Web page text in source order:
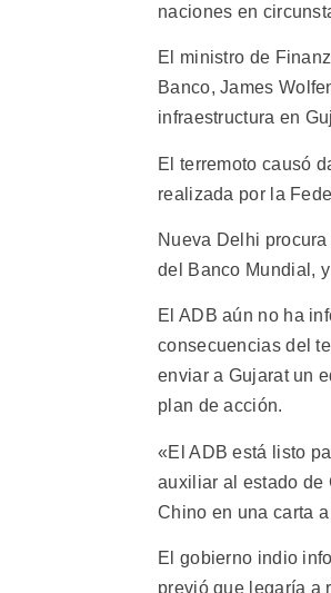
naciones en
El ministro de
Banco, James
infraestructura en
El terremoto causó
realizada por la
Nueva Delhi
del Banco Mundial,
El ADB aún no ha
consecuencias del
enviar a Gujarat un
plan de acción.
«El ADB está listo
auxiliar al estado de
Chino en una carta
El gobierno indio
previó que legaría a